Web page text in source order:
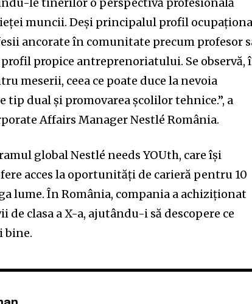
le tinerilor o perspectivă profesională
muncii. Deși principalul profil
ancorate în comunitate precum profesor
propice antreprenoriatului. Se observă,
meserii, ceea ce poate duce la nevoia
dual și promovarea școlilor tehnice.”, a
Affairs Manager Nestlé România.
global Nestlé needs YOUth, care își
acces la oportunități de carieră pentru 10
lume. În România, compania a achiziționat
clasa a X-a, ajutându-i să descopere ce
bine.